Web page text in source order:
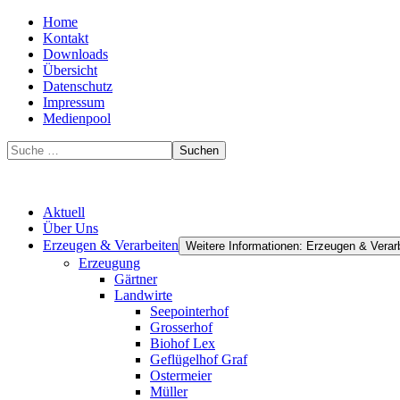
Home
Kontakt
Downloads
Übersicht
Datenschutz
Impressum
Medienpool
Suchen
Aktuell
Über Uns
Erzeugen & Verarbeiten Weitere Informationen: Erzeugen &
Erzeugung
Gärtner
Landwirte
Seepointerhof
Grosserhof
Biohof Lex
Geflügelhof Graf
Ostermeier
Müller